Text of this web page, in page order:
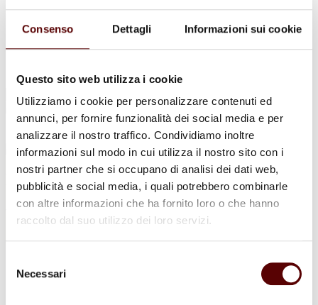
Consenso Dettagli Informazioni sui cookie
Questo sito web utilizza i cookie
Utilizziamo i cookie per personalizzare contenuti ed
annunci, per fornire funzionalità dei social media e per
analizzare il nostro traffico. Condividiamo inoltre
informazioni sul modo in cui utilizza il nostro sito con i
nostri partner che si occupano di analisi dei dati web,
pubblicità e social media, i quali potrebbero combinarle
con altre informazioni che ha fornito loro o che hanno
raccolto dal suo utilizzo dei loro servizi.
delNecessari
Necrologi
per:
Elsa Bovina
ved.Maccaferri
22 Agosto 1937 - 1 Novembre 2021